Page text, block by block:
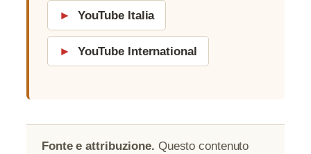
► YouTube Italia
► YouTube International
Fonte e attribuzione. Questo contenuto